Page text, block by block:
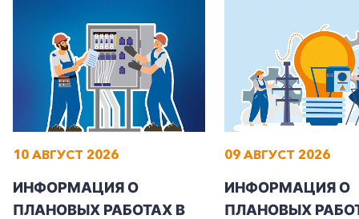
10 АВГУСТ 2026
ИНФОРМАЦИЯ О
ПЛАНОВЫХ РАБОТАХ В
09 АВГУСТ 2026
ИНФОРМАЦИЯ О
ПЛАНОВЫХ